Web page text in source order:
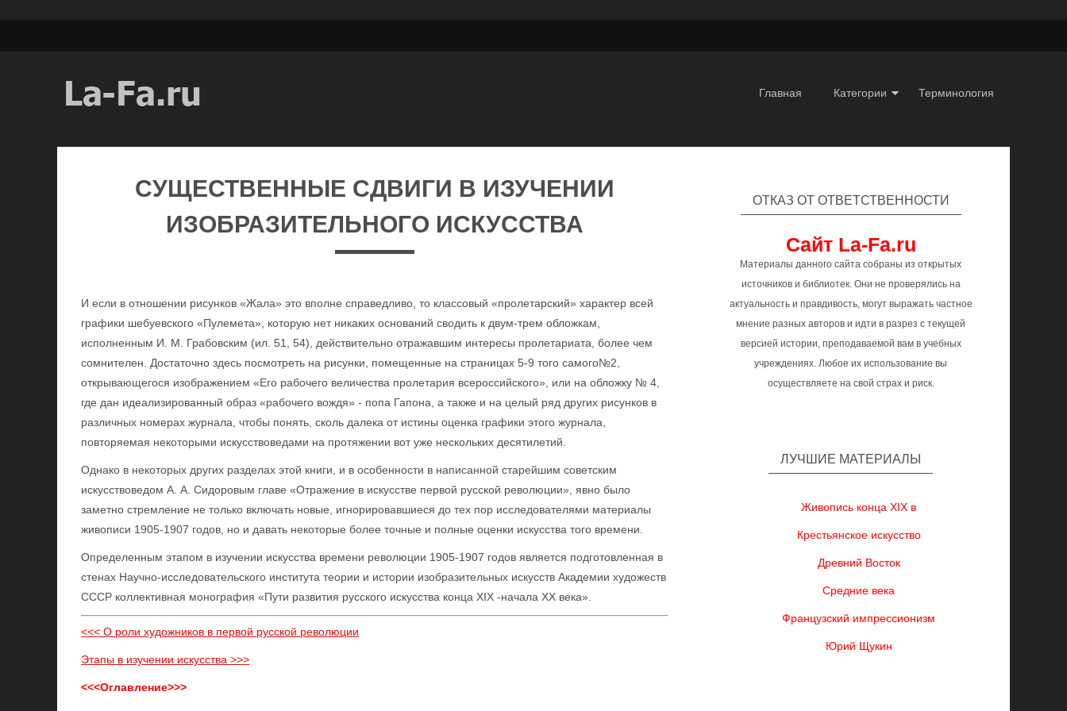
Главная Категории Терминология
СУЩЕСТВЕННЫЕ СДВИГИ В ИЗУЧЕНИИ
ИЗОБРАЗИТЕЛЬНОГО ИСКУССТВА
И если в отношении рисунков «Жала» это вполне справедливо, то классовый «пролетарский» характер всей
графики шебуевского «Пулемета», которую нет никаких оснований сводить к двум-трем обложкам,
исполненным И. М. Грабовским (ил. 51, 54), действительно отражавшим интересы пролетариата, более чем
сомнителен. Достаточно здесь посмотреть на рисунки, помещенные на страницах 5-9 того самого№2,
открывающегося изображением «Его рабочего величества пролетария всероссийского», или на обложку № 4,
где дан идеализированный образ «рабочего вождя» - попа Гапона, а также и на целый ряд других рисунков в
различных номерах журнала, чтобы понять, сколь далека от истины оценка графики этого журнала,
повторяемая некоторыми искусствоведами на протяжении вот уже нескольких десятилетий.
Однако в некоторых других разделах этой книги, и в особенности в написанной старейшим советским
искусствоведом А. А. Сидоровым главе «Отражение в искусстве первой русской революции», явно было
заметно стремление не только включать новые, игнорировавшиеся до тех пор исследователями материалы
живописи 1905-1907 годов, но и давать некоторые более точные и полные оценки искусства того времени.
Определенным этапом в изучении искусства времени революции 1905-1907 годов является подготовленная в
стенах Научно-исследовательского института теории и истории изобразительных искусств Академии художеств
СССР коллективная монография «Пути развития русского искусства конца XIX -начала XX века».
<<< О роли художников в первой русской революции
Этапы в изучении искусства >>>
<<<Оглавление>>>
ОТКАЗ ОТ ОТВЕТСТВЕННОСТИ
Сайт La-Fa.ru
Материалы данного сайта собраны из открытых
источников и библиотек. Они не проверялись на
актуальность и правдивость, могут выражать частное
мнение разных авторов и идти в разрез с текущей
версией истории, преподаваемой вам в учебных
учреждениях. Любое их использование вы
осуществляете на свой страх и риск.
ЛУЧШИЕ МАТЕРИАЛЫ
Живопись конца XIX в
Крестьянское искусство
Древний Восток
Средние века
Французский импрессионизм
Юрий Щукин